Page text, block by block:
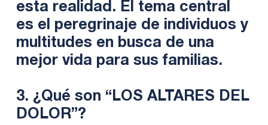
esta realidad. El tema central
es el peregrinaje de individuos y
multitudes en busca de una
mejor vida para sus familias.
3. ¿Qué son “LOS ALTARES DEL
DOLOR”?